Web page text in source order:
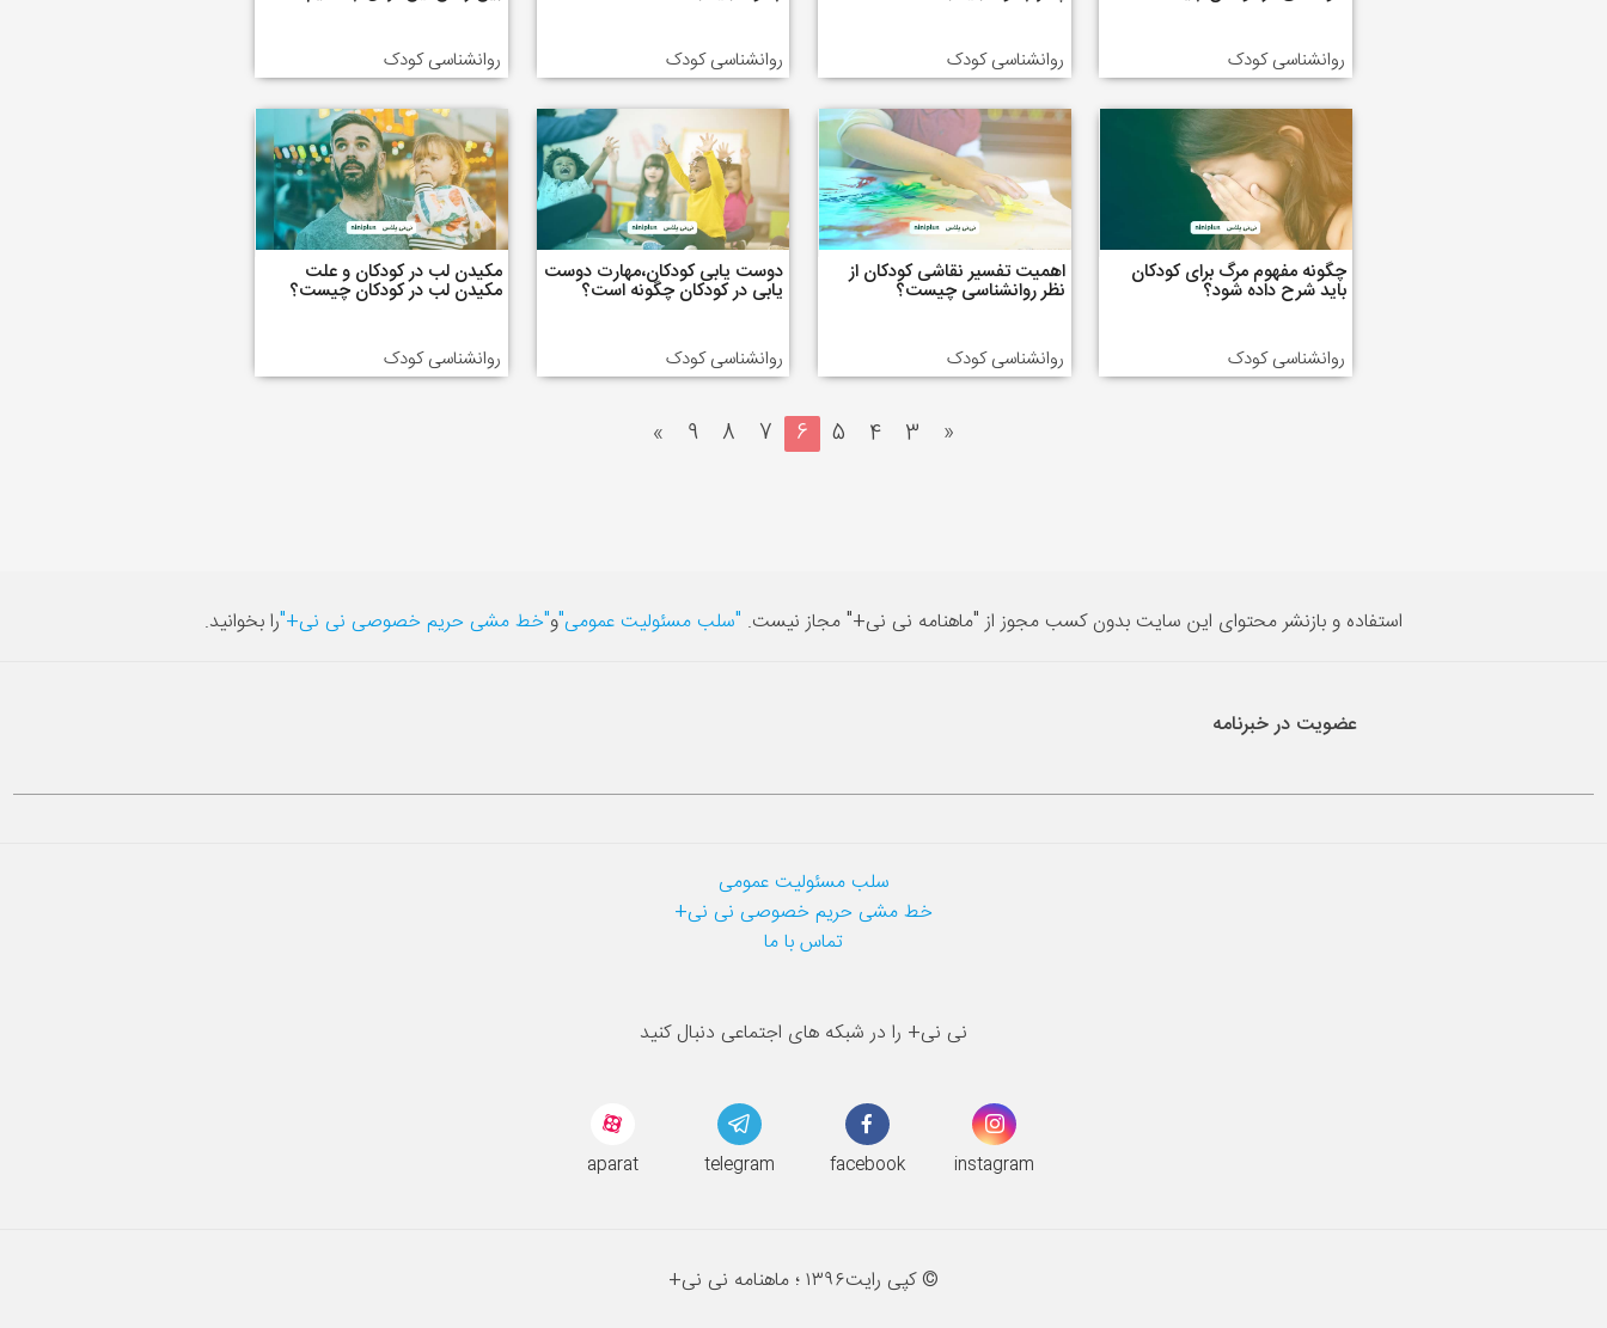
روانشناسی کودک روانشناسی کودک روانشناسی کودک روانشناسی کودک
چگونه مفهوم مرگ برای کودکان
باید شرح داده شود؟
روانشناسی کودک
اهمیت تفسیر نقاشی کودکان از
نظر روانشناسی چیست؟
روانشناسی کودک
دوست یابی کودکان،مهارت دوست
یابی در کودکان چگونه است؟
روانشناسی کودک
مکیدن لب در کودکان و علت
مکیدن لب در کودکان چیست؟
روانشناسی کودک
«
3
4
5
6
7
8
9
»
استفاده و بازنشر محتوای این سایت بدون کسب مجوز از "ماهنامه نی نی+" مجاز نیست. "سلب مسئولیت عمومی"و"خط مشی حریم خصوصی نی نی+"را بخوانید.
عضویت در خبرنامه
سلب مسئولیت عمومی
خط مشی حریم خصوصی نی نی+
تماس با ما
نی نی+ را در شبکه های اجتماعی دنبال کنید
aparat telegram facebook instagram
© کپی رایت۱۳۹۶ ؛ ماهنامه نی نی+